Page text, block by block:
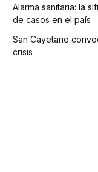
Alarma sanitaria: la
de casos en el país
San Cayetano
crisis